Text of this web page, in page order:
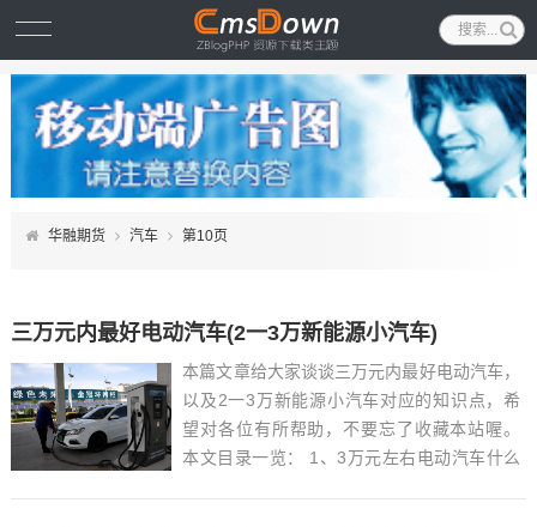
华融期货 汽车 第10页
三万元内最好电动汽车(2一3万新能源小汽车)
本篇文章给大家谈谈三万元内最好电动汽车，
以及2一3万新能源小汽车对应的知识点，希
望对各位有所帮助，不要忘了收藏本站喔。
本文目录一览： 1、3万元左右电动汽车什么